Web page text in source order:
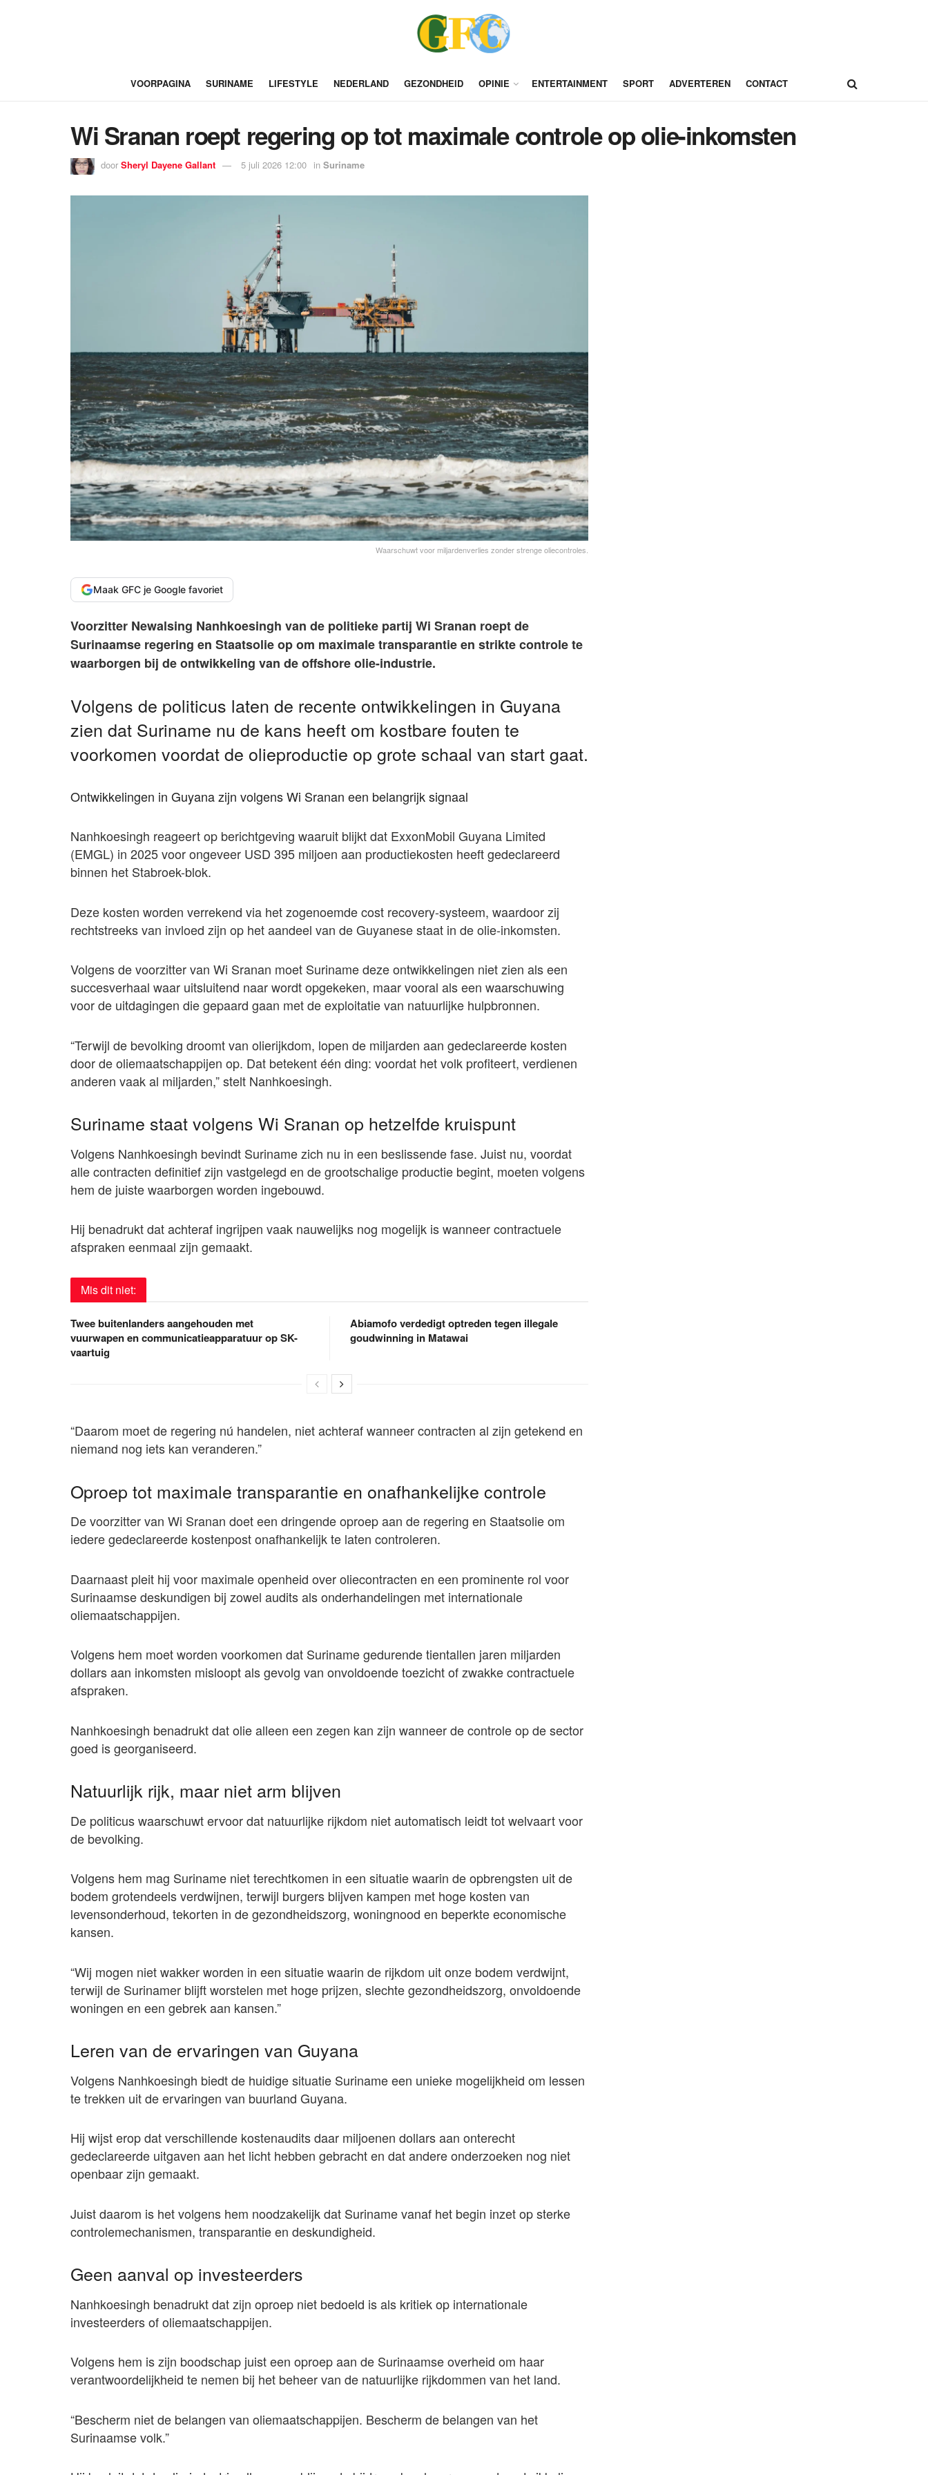
VOORPAGINA SURINAME LIFESTYLE NEDERLAND GEZONDHEID OPINIE ENTERTAINMENT SPORT ADVERTEREN CONTACT
Wi Sranan roept regering op tot maximale controle op olie-inkomsten
door Sheryl Dayene Gallant 5 juli 2026 12:00 in Suriname
Waarschuwt voor miljardenverlies zonder strenge oliecontroles.
Maak GFC je Google favoriet
Voorzitter Newalsing Nanhkoesingh van de politieke partij Wi Sranan roept de
Surinaamse regering en Staatsolie op om maximale transparantie en strikte controle te
waarborgen bij de ontwikkeling van de offshore olie-industrie.
Volgens de politicus laten de recente ontwikkelingen in Guyana
zien dat Suriname nu de kans heeft om kostbare fouten te
voorkomen voordat de olieproductie op grote schaal van start gaat.
Ontwikkelingen in Guyana zijn volgens Wi Sranan een belangrijk signaal
Nanhkoesingh reageert op berichtgeving waaruit blijkt dat ExxonMobil Guyana Limited
(EMGL) in 2025 voor ongeveer USD 395 miljoen aan productiekosten heeft gedeclareerd
binnen het Stabroek-blok.
Deze kosten worden verrekend via het zogenoemde cost recovery-systeem, waardoor zij
rechtstreeks van invloed zijn op het aandeel van de Guyanese staat in de olie-inkomsten.
Volgens de voorzitter van Wi Sranan moet Suriname deze ontwikkelingen niet zien als een
succesverhaal waar uitsluitend naar wordt opgekeken, maar vooral als een waarschuwing
voor de uitdagingen die gepaard gaan met de exploitatie van natuurlijke hulpbronnen.
“Terwijl de bevolking droomt van olierijkdom, lopen de miljarden aan gedeclareerde kosten
door de oliemaatschappijen op. Dat betekent één ding: voordat het volk profiteert, verdienen
anderen vaak al miljarden,” stelt Nanhkoesingh.
Suriname staat volgens Wi Sranan op hetzelfde kruispunt
Volgens Nanhkoesingh bevindt Suriname zich nu in een beslissende fase. Juist nu, voordat
alle contracten definitief zijn vastgelegd en de grootschalige productie begint, moeten volgens
hem de juiste waarborgen worden ingebouwd.
Hij benadrukt dat achteraf ingrijpen vaak nauwelijks nog mogelijk is wanneer contractuele
afspraken eenmaal zijn gemaakt.
Mis dit niet:
Twee buitenlanders aangehouden met
vuurwapen en communicatieapparatuur op SK-
vaartuig
Abiamofo verdedigt optreden tegen illegale
goudwinning in Matawai
“Daarom moet de regering nú handelen, niet achteraf wanneer contracten al zijn getekend en
niemand nog iets kan veranderen.”
Oproep tot maximale transparantie en onafhankelijke controle
De voorzitter van Wi Sranan doet een dringende oproep aan de regering en Staatsolie om
iedere gedeclareerde kostenpost onafhankelijk te laten controleren.
Daarnaast pleit hij voor maximale openheid over oliecontracten en een prominente rol voor
Surinaamse deskundigen bij zowel audits als onderhandelingen met internationale
oliemaatschappijen.
Volgens hem moet worden voorkomen dat Suriname gedurende tientallen jaren miljarden
dollars aan inkomsten misloopt als gevolg van onvoldoende toezicht of zwakke contractuele
afspraken.
Nanhkoesingh benadrukt dat olie alleen een zegen kan zijn wanneer de controle op de sector
goed is georganiseerd.
Natuurlijk rijk, maar niet arm blijven
De politicus waarschuwt ervoor dat natuurlijke rijkdom niet automatisch leidt tot welvaart voor
de bevolking.
Volgens hem mag Suriname niet terechtkomen in een situatie waarin de opbrengsten uit de
bodem grotendeels verdwijnen, terwijl burgers blijven kampen met hoge kosten van
levensonderhoud, tekorten in de gezondheidszorg, woningnood en beperkte economische
kansen.
“Wij mogen niet wakker worden in een situatie waarin de rijkdom uit onze bodem verdwijnt,
terwijl de Surinamer blijft worstelen met hoge prijzen, slechte gezondheidszorg, onvoldoende
woningen en een gebrek aan kansen.”
Leren van de ervaringen van Guyana
Volgens Nanhkoesingh biedt de huidige situatie Suriname een unieke mogelijkheid om lessen
te trekken uit de ervaringen van buurland Guyana.
Hij wijst erop dat verschillende kostenaudits daar miljoenen dollars aan onterecht
gedeclareerde uitgaven aan het licht hebben gebracht en dat andere onderzoeken nog niet
openbaar zijn gemaakt.
Juist daarom is het volgens hem noodzakelijk dat Suriname vanaf het begin inzet op sterke
controlemechanismen, transparantie en deskundigheid.
Geen aanval op investeerders
Nanhkoesingh benadrukt dat zijn oproep niet bedoeld is als kritiek op internationale
investeerders of oliemaatschappijen.
Volgens hem is zijn boodschap juist een oproep aan de Surinaamse overheid om haar
verantwoordelijkheid te nemen bij het beheer van de natuurlijke rijkdommen van het land.
“Bescherm niet de belangen van oliemaatschappijen. Bescherm de belangen van het
Surinaamse volk.”